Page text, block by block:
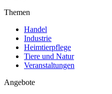
Themen
Handel
Industrie
Heimtierpflege
Tiere und Natur
Veranstaltungen
Angebote